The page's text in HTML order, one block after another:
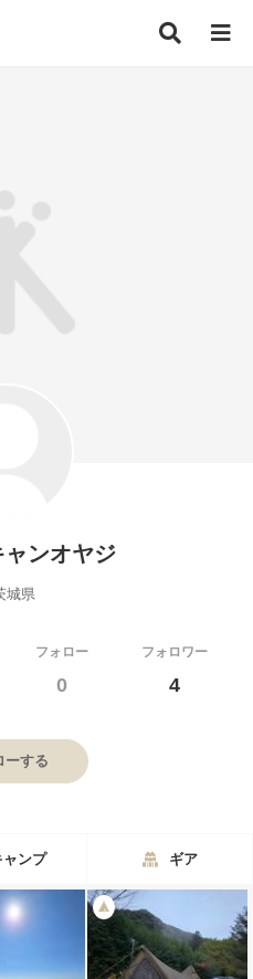
ンオヤジ
城県
フォロー
0
フォロワー
4
ーする
ャンプ ギア